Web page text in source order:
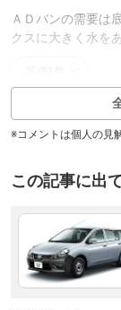
ＡＤバンの需要は
クスに大きく水を
※コメントは個人の見
この記事に出